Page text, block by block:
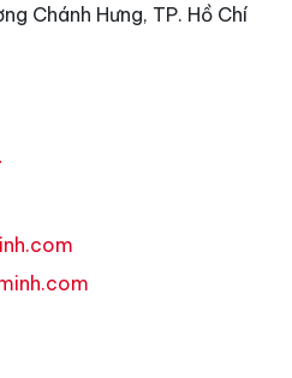
Chánh Hưng, TP. Hồ Chí